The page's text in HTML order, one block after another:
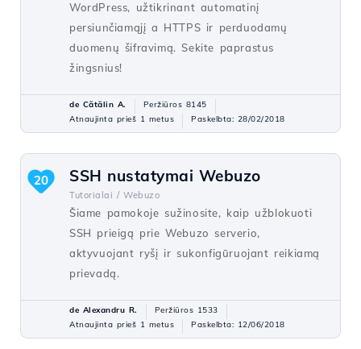
WordPress, užtikrinant automatinį
persiunčiamąjį a HTTPS ir perduodamų
duomenų šifravimą. Sekite paprastus
žingsnius!
de Cătălin A.
Peržiūros 8145
Atnaujinta prieš 1 metus
Paskelbta: 28/02/2018
SSH nustatymai Webuzo
Tutorialai / Webuzo
Šiame pamokoje sužinosite, kaip užblokuoti
SSH prieigą prie Webuzo serverio,
aktyvuojant ryšį ir sukonfigūruojant reikiamą
prievadą.
20
de Alexandru R.
Peržiūros 1533
Atnaujinta prieš 1 metus
Paskelbta: 12/06/2018